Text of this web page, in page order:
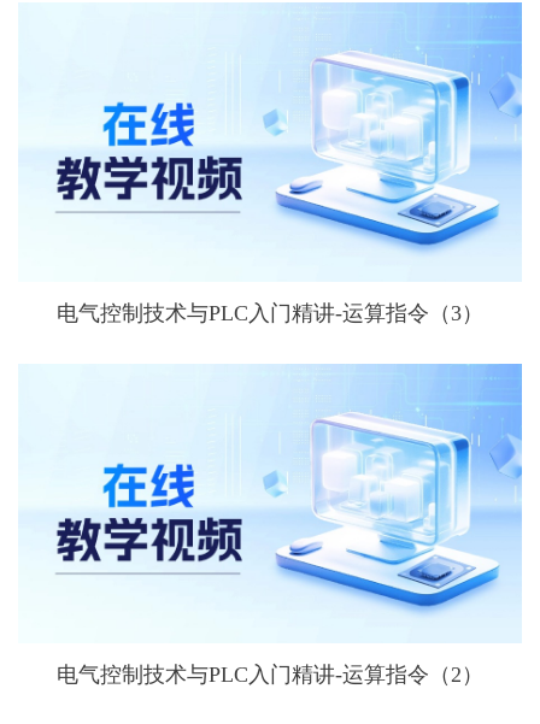
电气控制技术与PLC入门精讲-运算指令（3）
电气控制技术与PLC入门精讲-运算指令（2）